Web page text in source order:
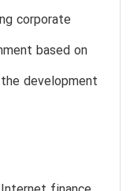
corporate
based on
development